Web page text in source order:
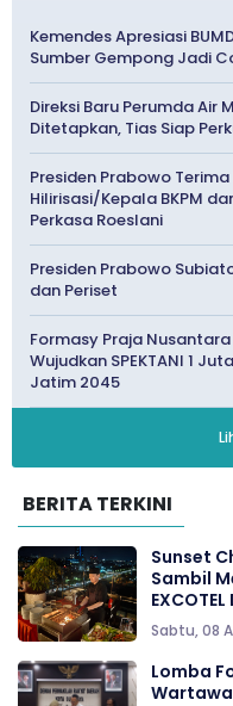
Kemendes Apresiasi
Sumber Gempong Jadi
Direksi Baru Perumda Air
Ditetapkan, Tias Siap
Presiden Prabowo
Hilirisasi/Kepala BKPM
Perkasa Roeslani
Presiden Prabowo
dan Periset
Formasy Praja
Wujudkan SPEKTANI 1
Jatim 2045
BERITA TERKINI
Sunset
Sambil
Sabtu, 08
Lomba